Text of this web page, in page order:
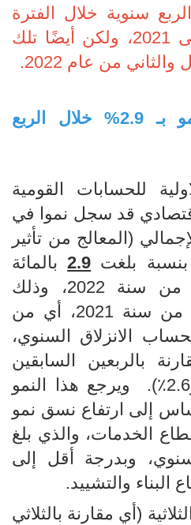
سنوية خلال الفترة
الممتدة من 2019 إلى 2021، ولكن أيضًا تلك
من عام 2022.
بـ 2.9 %
خلال الربع
للحسابات القومية
قد سجل نموا في
(المعالج من تأثير
بنسبة بلغت 2.9بالمائة
2022، وذلك
مقارنة بنفس الثلاثي من سنة 2021، أي من
الانزلاق السنوي،
بالربعين السابقين
ويرجع هذا النمو
إلى ارتفاع نسق نمو
الخدمات، والذي بلغ
وبدرجة أقل إلى
والتشييد.
(أي مقارنة بالثلاثي